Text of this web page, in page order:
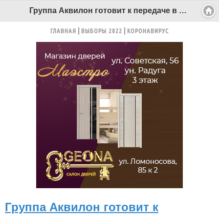
Группа Аквилон готовит к передаче в госсобственность первые квартиры - Беломорканал Северодвинск tv29.ru
ГЛАВНАЯ ВЫБОРЫ 2022 КОРОНАВИРУС
Группа Аквилон готовит к